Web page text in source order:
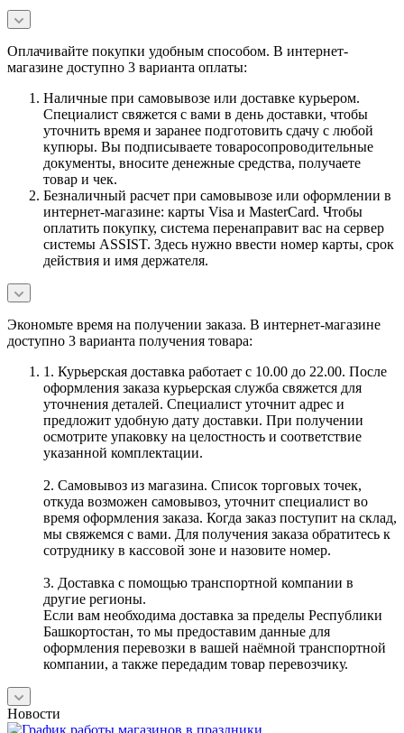
Оплачивайте покупки удобным способом. В интернет-
магазине доступно 3 варианта оплаты:
Наличные при самовывозе или доставке курьером.
Специалист свяжется с вами в день доставки, чтобы
уточнить время и заранее подготовить сдачу с любой
купюры. Вы подписываете товаросопроводительные
документы, вносите денежные средства, получаете
товар и чек.
Безналичный расчет при самовывозе или оформлении в
интернет-магазине: карты Visa и MasterCard. Чтобы
оплатить покупку, система перенаправит вас на сервер
системы ASSIST. Здесь нужно ввести номер карты, срок
действия и имя держателя.
Экономьте время на получении заказа. В интернет-магазине
доступно 3 варианта получения товара:
1. Курьерская доставка работает с 10.00 до 22.00. После
оформления заказа курьерская служба свяжется для
уточнения деталей. Специалист уточнит адрес и
предложит удобную дату доставки. При получении
осмотрите упаковку на целостность и соответствие
указанной комплектации.
2. Самовывоз из магазина. Список торговых точек,
откуда возможен самовывоз, уточнит специалист во
время оформления заказа. Когда заказ поступит на склад,
мы свяжемся с вами. Для получения заказа обратитесь к
сотруднику в кассовой зоне и назовите номер.
3. Доставка с помощью транспортной компании в
другие регионы.
Если вам необходима доставка за пределы Республики
Башкортостан, то мы предоставим данные для
оформления перевозки в вашей наёмной транспортной
компании, а также передадим товар перевозчику.
Новости